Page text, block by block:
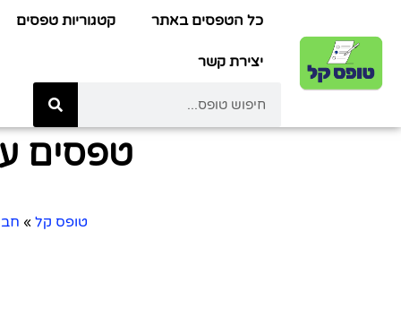
כל הטפסים באתר קטגוריות טפסים
יצירת קשר
טפסים
טופס קל »